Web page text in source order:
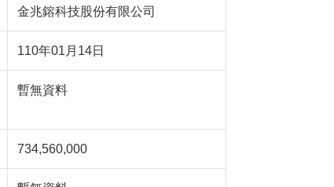
金兆鎔科技股份有限公司
110年01月14日
暫無資料
734,560,000